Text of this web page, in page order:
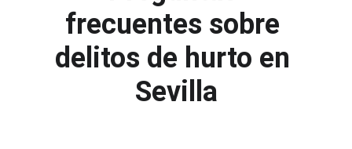
frecuentes sobre
delitos de hurto en
Sevilla